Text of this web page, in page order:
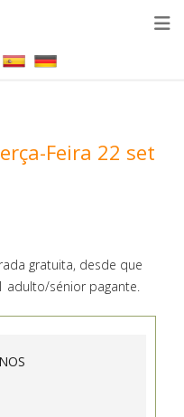
Feira 22 set
gratuita, desde que
adulto/sénior pagante.